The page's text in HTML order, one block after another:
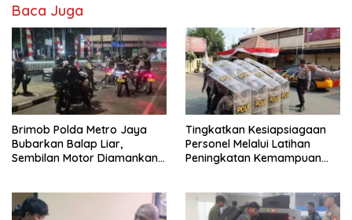
Baca Juga
Brimob Polda Metro Jaya
Bubarkan Balap Liar,
Sembilan Motor Diamankan
Tingkatkan Kesiapsiagaan
Personel Melalui Latihan
Peningkatan Kemampuan